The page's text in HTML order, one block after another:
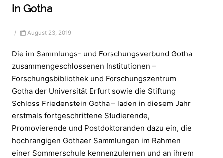
in Gotha
/ August 23, 2019
Die im Sammlungs- und Forschungsverbund Gotha
zusammengeschlossenen Institutionen –
Forschungsbibliothek und Forschungszentrum
Gotha der Universität Erfurt sowie die Stiftung
Schloss Friedenstein Gotha – laden in diesem Jahr
erstmals fortgeschrittene Studierende,
Promovierende und Postdoktoranden dazu ein, die
hochrangigen Gothaer Sammlungen im Rahmen
einer Sommerschule kennenzulernen und an ihrem